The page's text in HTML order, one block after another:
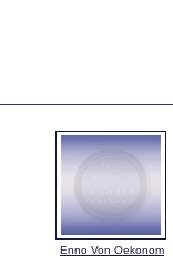
Enno Von Oekonom